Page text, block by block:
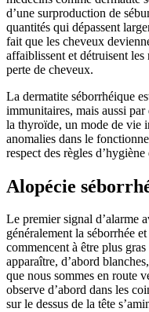
d’une surproduction de
quantités qui dépassent
fait que les cheveux
affaiblissent et détruisent
perte de cheveux.
La dermatite séborrhéique
immunitaires, mais aussi
la thyroïde, un mode de vie
anomalies dans le
respect des règles
Alopécie
Le premier signal d’alarme
généralement la séborrhée
commencent à être plus
apparaître, d’abord
que nous sommes en route
observe d’abord dans les
sur le dessus de la tête